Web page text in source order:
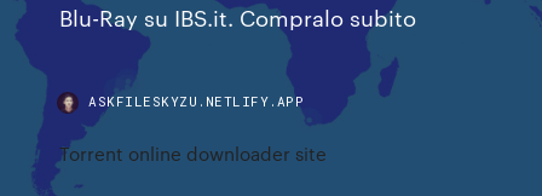
Blu-Ray su IBS.it. Compralo subito
ASKFILESKYZU.NETLIFY.APP
Torrent online downloader site